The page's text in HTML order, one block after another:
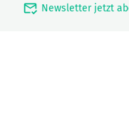
mark_email_read Newsletter jetzt